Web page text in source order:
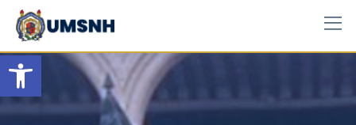
Open toolbar
Skip
content